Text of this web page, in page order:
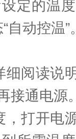
定的温
自动控温”
细阅读说
接通电源
，打开电